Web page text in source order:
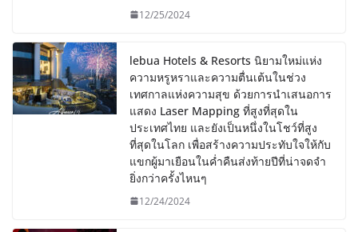
12/25/2024
lebua Hotels & Resorts นิยามใหม่แห่ง
ความหรูหราและความตื่นเต้นในช่วง
เทศกาลแห่งความสุข ด้วยการนำเสนอการ
แสดง Laser Mapping ที่สูงที่สุดใน
ประเทศไทย และยังเป็นหนึ่งในโชว์ที่สูง
ที่สุดในโลก เพื่อสร้างความประทับใจให้กับ
แขกผู้มาเยือนในค่ำคืนส่งท้ายปีที่น่าจดจำ
ยิ่งกว่าครั้งไหนๆ
12/24/2024